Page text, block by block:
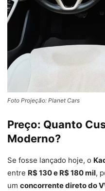
Foto Projeção: Planet Cars
Preço: Quanto
Moderno?
Se fosse lançado hoje, o
entre R$130e R$180 mil,
um concorrente direto do